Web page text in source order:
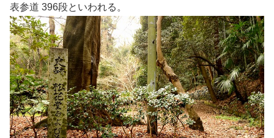
表参道 396段といわれる。